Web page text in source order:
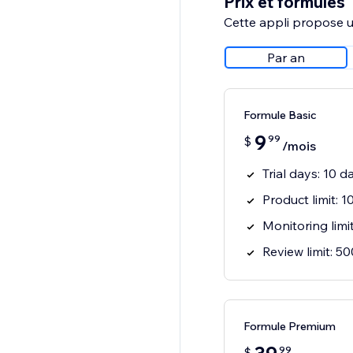
Cette appli propose
Par an
Formule Basic
$ 9 99 /mois
Trial days: 10
Product limit:
Monitoring
Review limit:
Formule Premium
99